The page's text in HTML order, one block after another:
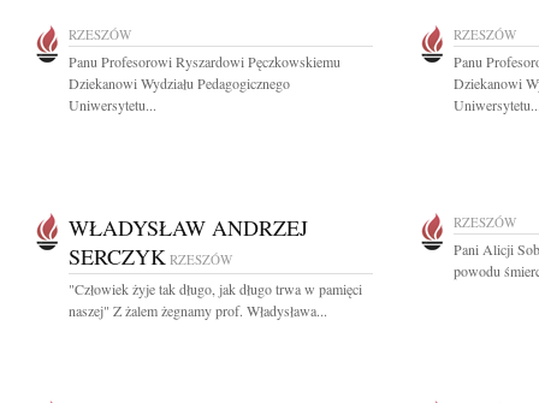
RZESZÓW
Panu Profesorowi Ryszardowi Pęczkowskiemu
Dziekanowi Wydziału Pedagogicznego
Uniwersytetu...
RZESZÓW
Panu
Dziekanowi
WŁADYSŁAW ANDRZEJ
SERCZYK RZESZÓW
"Człowiek żyje tak długo, jak długo trwa w pamięci
naszej" Z żalem żegnamy prof. Władysława...
RZESZÓW
Pani Alicji
powodu